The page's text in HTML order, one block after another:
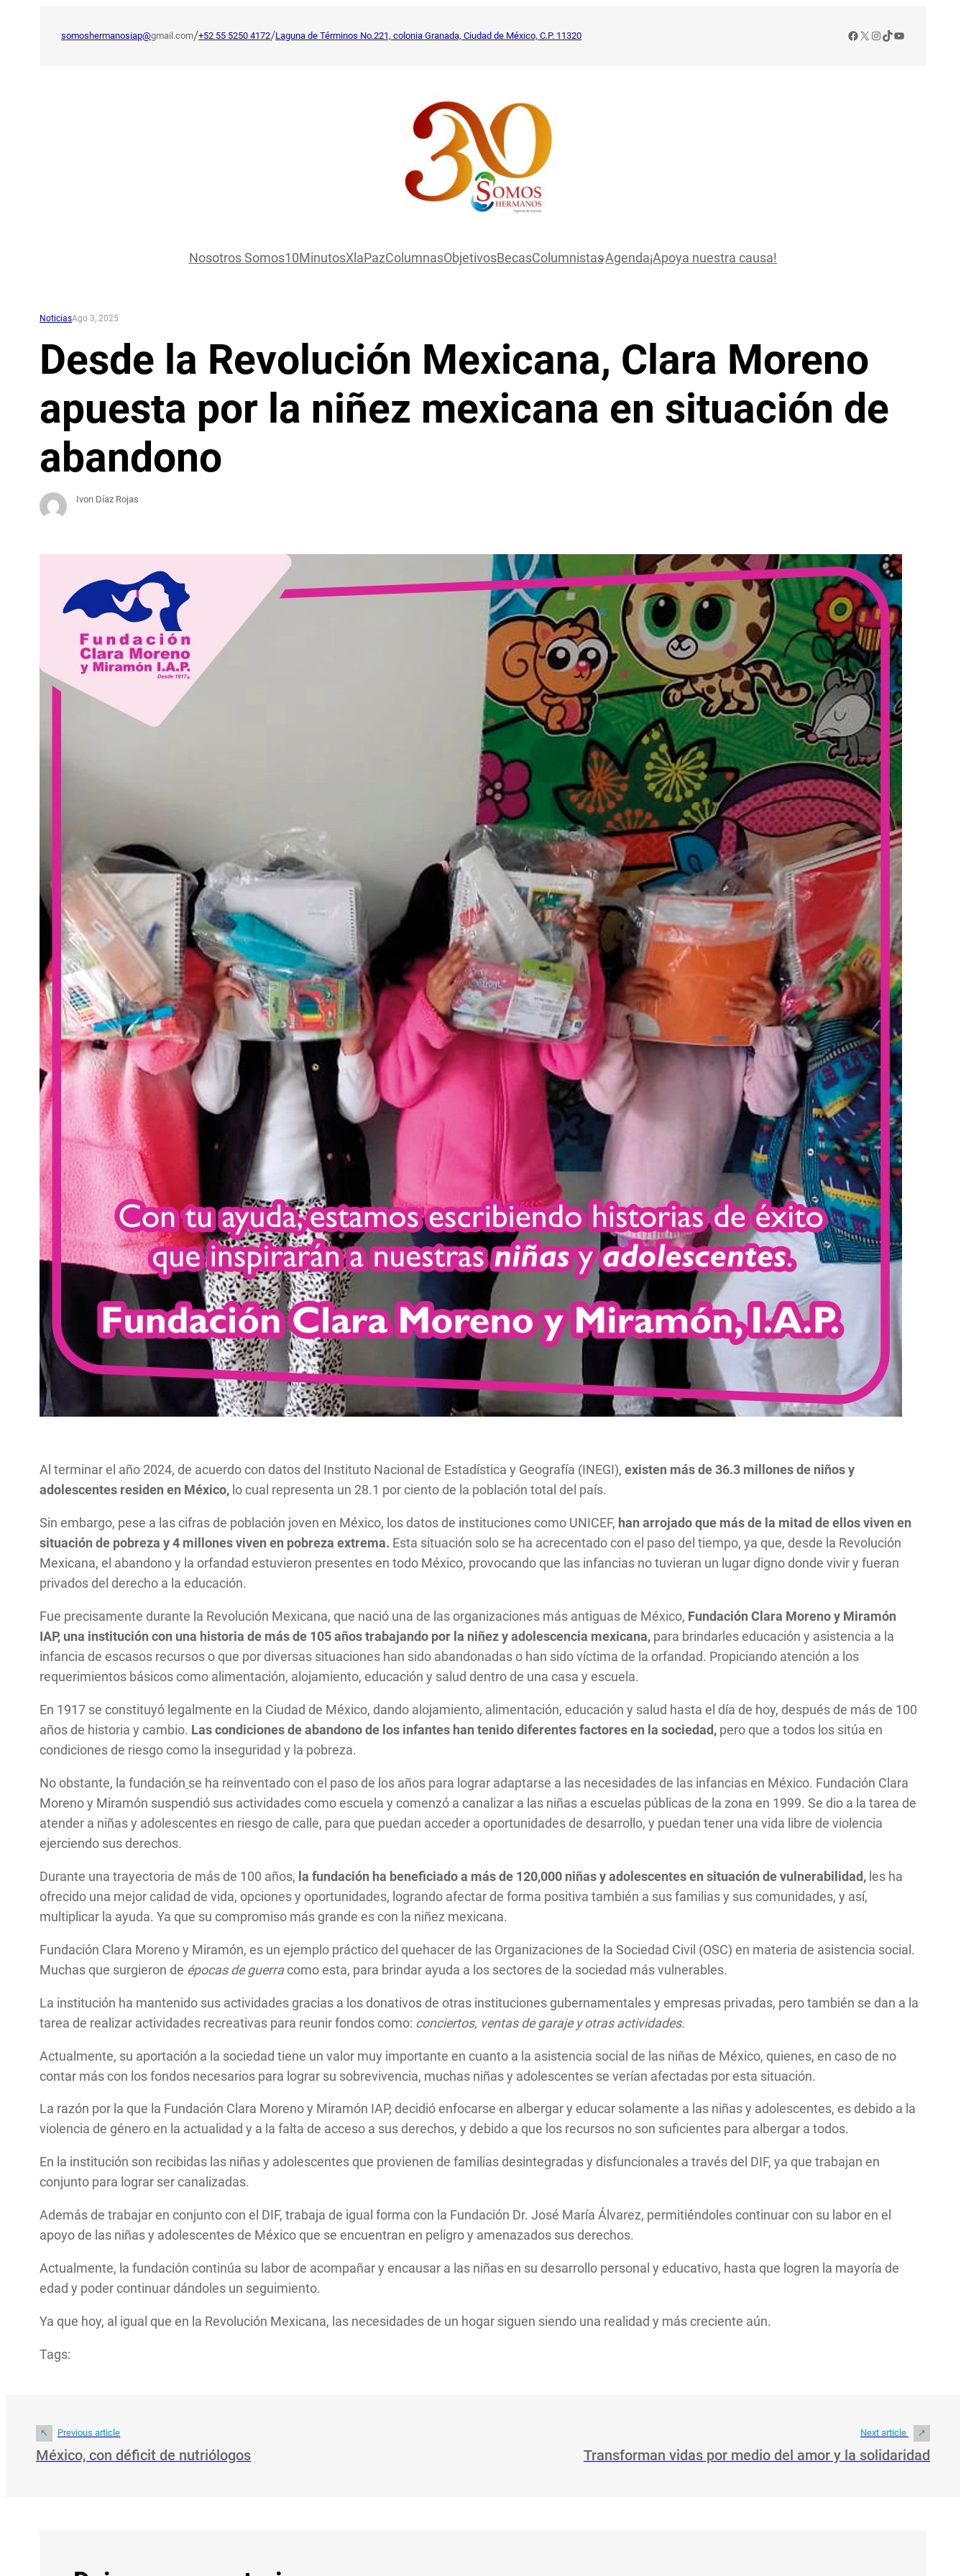
somoshermanosiap@gmail.com/+52 55 5250 4172/Laguna de Términos No.221, colonia Granada, Ciudad de México, C.P. 11320 Facebook
X Instagram
TikTok
YouTube
Nosotros Somos10MinutosXlaPazColumnasObjetivosBecasColumnistasAgenda¡Apoya nuestra causa!
NoticiasAgo 3, 2025
Desde la Revolución Mexicana, Clara Moreno
apuesta por la niñez mexicana en situación de
abandono
Ivon Díaz Rojas
Al terminar el año 2024, de acuerdo con datos del Instituto Nacional de Estadística y Geografía (INEGI),existen más de 36.3 millones de niños y
adolescentes residen en México, lo cual representa un 28.1 por ciento de la población total del país.
Sin embargo, pese a las cifras de población joven en México, los datos de instituciones como UNICEF, han arrojado que más de la mitad de ellos viven en
situación de pobreza y 4 millones viven en pobreza extrema. Esta situación solo se ha acrecentado con el paso del tiempo, ya que, desde la Revolución
Mexicana, el abandono y la orfandad estuvieron presentes en todo México, provocando que las infancias no tuvieran un lugar digno donde vivir y fueran
privados del derecho a la educación.
Fue precisamente durante la Revolución Mexicana, que nació una de las organizaciones más antiguas de México, Fundación Clara Moreno y Miramón
IAP, una institución con una historia de más de 105 años trabajando por la niñez y adolescencia mexicana, para brindarles educación y asistencia a la
infancia de escasos recursos o que por diversas situaciones han sido abandonadas o han sido víctima de la orfandad. Propiciando atención a los
requerimientos básicos como alimentación, alojamiento, educación y salud dentro de una casa y escuela.
En 1917 se constituyó legalmente en la Ciudad de México, dando alojamiento, alimentación, educación y salud hasta el día de hoy, después de más de 100
años de historia y cambio. Las condiciones de abandono de los infantes han tenido diferentes factores en la sociedad, pero que a todos los sitúa en
condiciones de riesgo como la inseguridad y la pobreza.
No obstante, la fundación se ha reinventado con el paso de los años para lograr adaptarse a las necesidades de las infancias en México. Fundación Clara
Moreno y Miramón suspendió sus actividades como escuela y comenzó a canalizar a las niñas a escuelas públicas de la zona en 1999. Se dio a la tarea de
atender a niñas y adolescentes en riesgo de calle, para que puedan acceder a oportunidades de desarrollo, y puedan tener una vida libre de violencia
ejerciendo sus derechos.
Durante una trayectoria de más de 100 años, la fundación ha beneficiado a más de 120,000 niñas y adolescentes en situación de vulnerabilidad, les ha
ofrecido una mejor calidad de vida, opciones y oportunidades, logrando afectar de forma positiva también a sus familias y sus comunidades, y así,
multiplicar la ayuda. Ya que su compromiso más grande es con la niñez mexicana.
Fundación Clara Moreno y Miramón, es un ejemplo práctico del quehacer de las Organizaciones de la Sociedad Civil (OSC) en materia de asistencia social.
Muchas que surgieron de épocas de guerracomo esta, para brindar ayuda a los sectores de la sociedad más vulnerables.
La institución ha mantenido sus actividades gracias a los donativos de otras instituciones gubernamentales y empresas privadas, pero también se dan a la
tarea de realizar actividades recreativas para reunir fondos como: conciertos, ventas de garaje y otras actividades.
Actualmente, su aportación a la sociedad tiene un valor muy importante en cuanto a la asistencia social de las niñas de México, quienes, en caso de no
contar más con los fondos necesarios para lograr su sobrevivencia, muchas niñas y adolescentes se verían afectadas por esta situación.
La razón por la que la Fundación Clara Moreno y Miramón IAP, decidió enfocarse en albergar y educar solamente a las niñas y adolescentes, es debido a la
violencia de género en la actualidad y a la falta de acceso a sus derechos, y debido a que los recursos no son suficientes para albergar a todos.
En la institución son recibidas las niñas y adolescentes que provienen de familias desintegradas y disfuncionales a través del DIF, ya que trabajan en
conjunto para lograr ser canalizadas.
Además de trabajar en conjunto con el DIF, trabaja de igual forma con la Fundación Dr. José María Álvarez, permitiéndoles continuar con su labor en el
apoyo de las niñas y adolescentes de México que se encuentran en peligro y amenazados sus derechos.
Actualmente, la fundación continúa su labor de acompañar y encausar a las niñas en su desarrollo personal y educativo, hasta que logren la mayoría de
edad y poder continuar dándoles un seguimiento.
Ya que hoy, al igual que en la Revolución Mexicana, las necesidades de un hogar siguen siendo una realidad y más creciente aún.
Tags:
Previous article
México, con déficit de nutriólogos
Next article
Transforman vidas por medio del amor y la solidaridad